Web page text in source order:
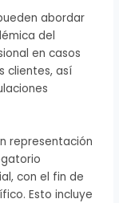
abordar
del
en casos
clientes, así
representación
con el fin de
Esto incluye